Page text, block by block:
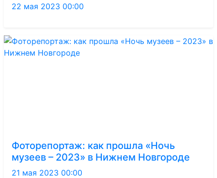
22 мая 2023 00:00
Фоторепортаж: как прошла «Ночь
музеев – 2023» в Нижнем Новгороде
21 мая 2023 00:00